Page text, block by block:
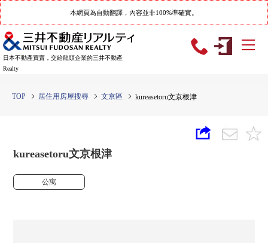
本網頁為自動翻譯，內容並非100%準確實。
日本不動產買賣，交給龍頭企業的三井不動產
Realty
TOP 居住用房屋搜尋 文京區 kureasetoru文京根津
kureasetoru文京根津
公寓